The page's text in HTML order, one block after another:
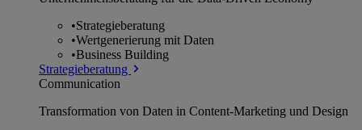
•Strategieberatung
•Wertgenerierung mit Daten
•Business Building
Strategieberatung
Communication
Transformation von Daten in Content-Marketing und Design